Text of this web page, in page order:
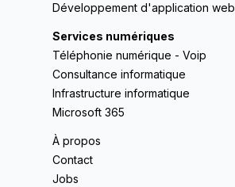
Développement d'application web
Services numériques
Téléphonie numérique - Voip
Consultance informatique
Infrastructure informatique
Microsoft 365
À propos
Contact
Jobs